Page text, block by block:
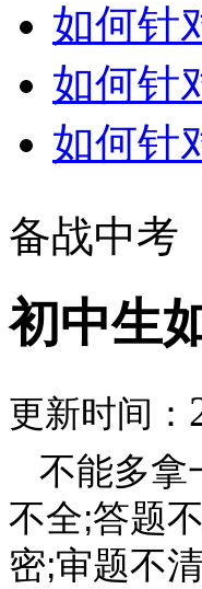
如何针
如何针
如何针
备战中考
初中生
更新时间：
不能多拿
不全;答题
密;审题不